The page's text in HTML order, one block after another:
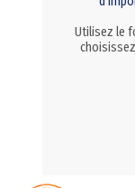
Utilisez le